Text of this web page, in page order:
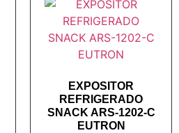
EXPOSITOR
REFRIGERADO
SNACK ARS-1202-C
EUTRON